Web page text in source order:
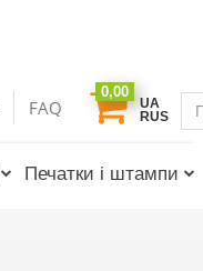
UA
RUS
0,00
FAQ
Печатки і штампи